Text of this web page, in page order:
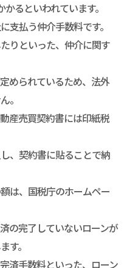
るといわれています。
支払う仲介手数料です。
りといった、仲介に関す
められているため、法外
。
産売買契約書には印紙税
、契約書に貼ることで納
は、国税庁のホームペー
の完了していないローンが
す。
済手数料といった、ローン